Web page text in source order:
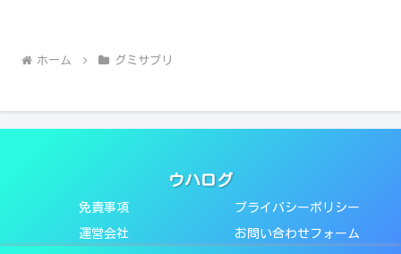
ホーム グミサプリ
ウハログ
免責事項 プライバシーポリシー
運営会社 お問い合わせフォーム